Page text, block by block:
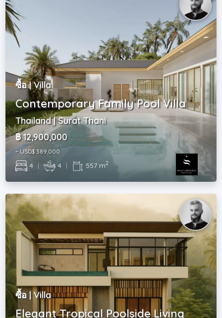
ซื้อ | Villa
Contemporary Family Pool Villa
Thailand | Surat Thani
฿ 12,900,000
~ USD$ 389,000
4 | 4 | 557 m2
ซื้อ | Villa
Elegant Tropical Poolside Living